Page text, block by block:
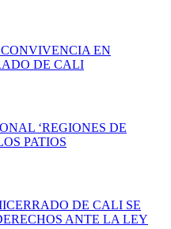
EN
DE CALI
‘REGIONES DE
PATIOS
DE CALI SE
ANTE LA LEY